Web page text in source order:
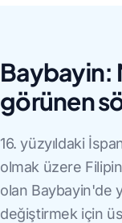
Baybayin:
görünen
16. yüzyıldaki
olmak üzere
olan Baybayin'de
değiştirmek için